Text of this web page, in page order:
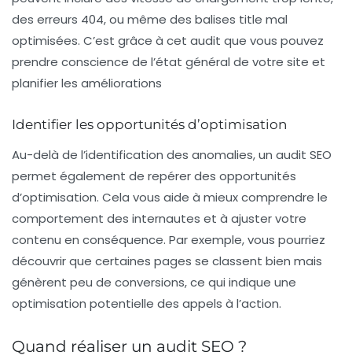
des erreurs 404, ou même des balises title mal
optimisées. C’est grâce à cet audit que vous pouvez
prendre conscience de l’état général de votre site et
planifier les améliorations
Identifier les opportunités d’optimisation
Au-delà de l’identification des anomalies, un audit SEO
permet également de repérer des opportunités
d’optimisation. Cela vous aide à mieux comprendre le
comportement des internautes et à ajuster votre
contenu en conséquence. Par exemple, vous pourriez
découvrir que certaines pages se classent bien mais
génèrent peu de conversions, ce qui indique une
optimisation potentielle des appels à l’action.
Quand réaliser un audit SEO ?